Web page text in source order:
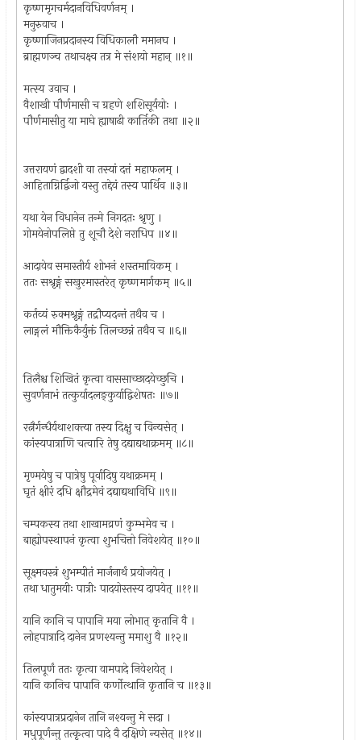
कृष्णमृगचर्मदानविधिवर्णनम् ।
मनुरुवाच ।
कृष्णाजिनप्रदानस्य विधिकालौ ममानघ ।
ब्राह्मणञ्च तथाचक्ष्व तत्र मे संशयो महान् ॥१॥
मत्स्य उवाच ।
वैशाखी पौर्णमासी च ग्रहणे शशिसूर्ययोः ।
पौर्णमासीतु या माघे ह्याषाढी कार्तिकी तथा ॥२॥
उत्तरायणं द्वादशी वा तस्यां दत्तं महाफलम् ।
आहिताग्निर्द्विजो यस्तु तद्देयं तस्य पार्थिव ॥३॥
यथा येन विधानेन तन्मे निगदतः श्रृणु ।
गोमयेनोपलिप्ते तु शूचौ देशे नराधिप ॥४॥
आदावेव समास्तीर्य शोभनं शस्तमाविकम् ।
ततः सश्रृङ्गं सखुरमास्तरेत् कृष्णमार्गकम् ॥५॥
कर्तव्यं रुक्मश्रृङ्गं तद्रौप्यदन्तं तथैव च ।
लाङ्गलं मौक्तिकैर्युक्तं तिलच्छन्नं तथैव च ॥६॥
तिलैश्च शिखितं कृत्वा वाससाच्छादयेच्छुचि ।
सुवर्णनाभं तत्कुर्यादलङ्कुर्याद्विशेषतः ॥७॥
रत्नैर्गन्धैर्यथाशक्त्या तस्य दिक्षु च विन्यसेत् ।
कांस्यपात्राणि चत्वारि तेषु दद्याद्यथाक्रमम् ॥८॥
मृण्मयेषु च पात्रेषु पूर्वादिषु यथाक्रमम् ।
घृतं क्षीरं दधि क्षौद्रमेवं दद्याद्यथाविधि ॥९॥
चम्पकस्य तथा शाखामव्रणं कुम्भमेव च ।
बाह्योपस्थापनं कृत्वा शुभचित्तो निवेशयेत् ॥१०॥
सूक्ष्मवस्त्रं शुभम्पीतं मार्जनार्थं प्रयोजयेत् ।
तथा धातुमयीः पात्रीः पादयोस्तस्य दापयेत् ॥११॥
यानि कानि च पापानि मया लोभात् कृतानि वै ।
लोहपात्रादि दानेन प्रणश्यन्तु ममाशु वै ॥१२॥
तिलपूर्णं ततः कृत्वा वामपादे निवेशयेत् ।
यानि कानिच पापानि कर्णोत्थानि कृतानि च ॥१३॥
कांस्यपात्रप्रदानेन तानि नश्यन्तु मे सदा ।
मधुपूर्णन्तु तत्कृत्वा पादे वै दक्षिणे न्यसेत् ॥१४॥